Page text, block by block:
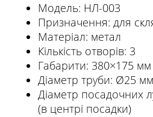
Модель: НЛ-003
Призначення: для
Матеріал: метал
Кількість отворів: 3
Габарити: 380×175 мм
Діаметр труби: Ø25 мм
Діаметр посадочних
(в центрі посадки)